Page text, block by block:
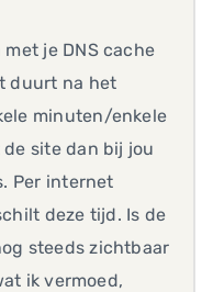
je DNS cache
duurt na het
minuten/enkele
site dan bij jou
Per internet
deze tijd. Is de
steeds zichtbaar
ik vermoed,